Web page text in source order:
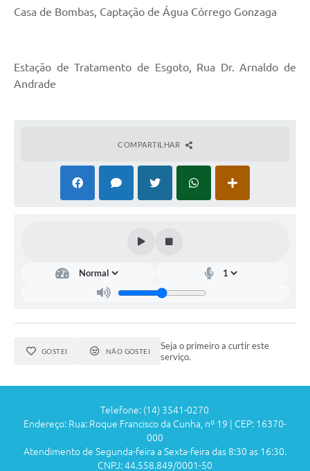
Casa de Bombas, Captação de Água Córrego Gonzaga
Estação de Tratamento de Esgoto, Rua Dr. Arnaldo de
Andrade
COMPARTILHAR
GOSTEI NÃO GOSTEI
Seja o primeiro a curtir este
serviço.
Telefone: (14) 3541-0270
Endereço: Rua: Roque Francisco da Cunha, nº 19 | CEP: 16370-
000
Atendimento de Segunda-feira a Sexta-feira das 8:30 as 16:30.
CNPJ: 44.558.849/0001-50